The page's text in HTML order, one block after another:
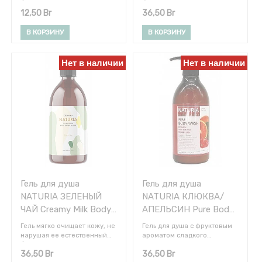
баланс влаги, оставляет
кожу мягкой, гладкой,
чудесный аромат цветов.
12,50 Br
В КОРЗИНУ
баланс, дарит ощущение
чистоты и свежести. Нежная
кожу. Подходит для
ежедневного применения.
необходимое количество
средства на мочалку,
вспеньте, помассируйте
кожу, затем смойте теплой
36,50Br
В КОРЗИНУ
Нет в наличии
Гель для душа
NATURIA ЗЕЛЕНЫЙ
ЧАЙ Creamy Milk Body
Wash - Green tea, 750
мл
Гель мягко очищает кожу, не
нарушая ее естественный
баланс, дарит ощущение
чистоты и свежести. Нежная
36,50 Br
Нет в наличии
Гель для душа
NATURIA КЛЮКВА/
АПЕЛЬСИН Pure Body
Wash (Cranberry &
Orange), 750 мл
Гель для душа с фруктовым
ароматом сладкого
зелёного яблока.
36,50Br